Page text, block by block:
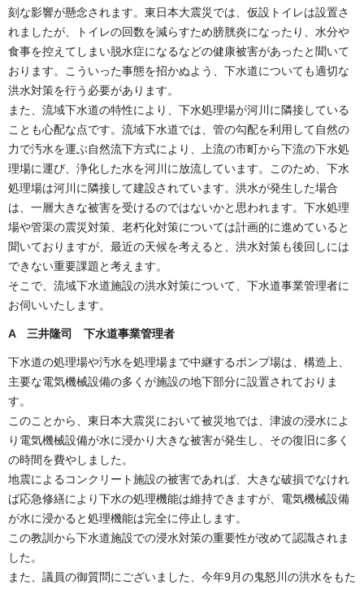
刻な影響が懸念されます。東日本大震災では、仮設トイレは設置さ
れましたが、トイレの回数を減らすため膀胱炎になったり、水分や
食事を控えてしまい脱水症になるなどの健康被害があったと聞いて
おります。こういった事態を招かぬよう、下水道についても適切な
洪水対策を行う必要があります。
また、流域下水道の特性により、下水処理場が河川に隣接している
ことも心配な点です。流域下水道では、管の勾配を利用して自然の
力で汚水を運ぶ自然流下方式により、上流の市町から下流の下水処
理場に運び、浄化した水を河川に放流しています。このため、下水
処理場は河川に隣接して建設されています。洪水が発生した場合
は、一層大きな被害を受けるのではないかと思われます。下水処理
場や管渠の震災対策、老朽化対策については計画的に進めていると
聞いておりますが、最近の天候を考えると、洪水対策も後回しには
できない重要課題と考えます。
そこで、流域下水道施設の洪水対策について、下水道事業管理者に
お伺いいたします。
A 三井隆司 下水道事業管理者
下水道の処理場や汚水を処理場まで中継するポンプ場は、構造上、
主要な電気機械設備の多くが施設の地下部分に設置されておりま
す。
このことから、東日本大震災において被災地では、津波の浸水によ
り電気機械設備が水に浸かり大きな被害が発生し、その復旧に多く
の時間を費やしました。
地震によるコンクリート施設の被害であれば、大きな破損でなけれ
ば応急修繕により下水の処理機能は維持できますが、電気機械設備
が水に浸かると処理機能は完全に停止します。
この教訓から下水道施設での浸水対策の重要性が改めて認識されま
した。
また、議員の御質問にございました、今年9月の鬼怒川の洪水をもた